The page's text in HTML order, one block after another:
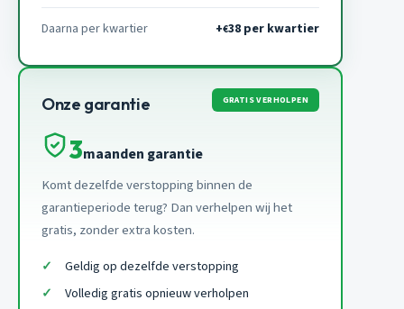
Daarna per kwartier +€38 per kwartier
Onze garantie GRATIS VERHOLPEN
3maanden garantie
Komt dezelfde verstopping binnen de
garantieperiode terug? Dan verhelpen wij het
gratis, zonder extra kosten.
Geldig op dezelfde verstopping
Volledig gratis opnieuw verholpen